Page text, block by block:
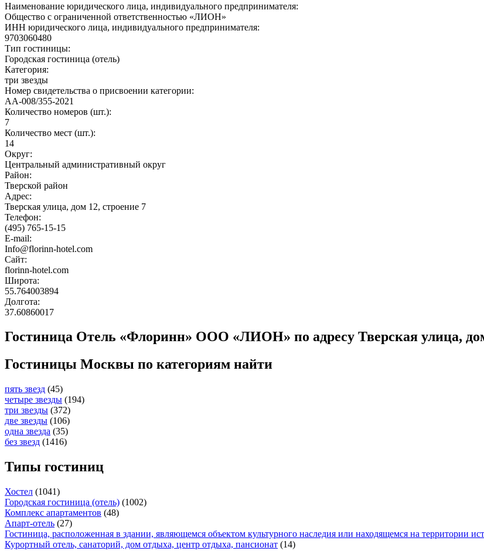
Наименование юридического лица, индивидуального предпринимателя:
Общество с ограниченной ответственностью «ЛИОН»
ИНН юридического лица, индивидуального предпринимателя:
9703060480
Тип гостиницы:
Городская гостиница (отель)
Категория:
три звезды
Номер свидетельства о присвоении категории:
АА-008/355-2021
Количество номеров (шт.):
7
Количество мест (шт.):
14
Округ:
Центральный административный округ
Район:
Тверской район
Адрес:
Тверская улица, дом 12, строение 7
Телефон:
(495) 765-15-15
E-mail:
Info@florinn-hotel.com
Сайт:
florinn-hotel.com
Широта:
55.764003894
Долгота:
37.60860017
Гостиница Отель «Флоринн» ООО «ЛИОН» по адресу Тверская улица,
Гостиницы Москвы по категориям найти
пять звезд (45)
четыре звезды (194)
три звезды (372)
две звезды (106)
одна звезда (35)
без звезд (1416)
Типы гостиниц
Хостел (1041)
Городская гостиница (отель) (1002)
Комплекс апартаментов (48)
Апарт-отель (27)
Гостиница, расположенная в здании, являющемся объектом культурного наследия или находящемся на территории
Курортный отель, санаторий, дом отдыха, центр отдыха, пансионат (14)